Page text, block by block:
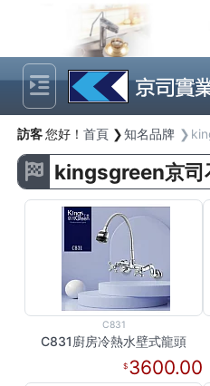
Previous
訪客您好！ 首頁 知名品牌
kingsgreen京司
C831
C831廚房冷熱水壁式龍頭
3600.00